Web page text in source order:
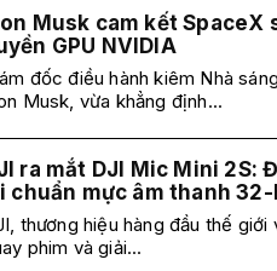
Musk cam kết SpaceX
GPU NVIDIA
đốc điều hành kiêm Nhà
Musk, vừa khẳng định...
ra mắt DJI Mic Mini 2S:
chuẩn mực âm thanh
thương hiệu hàng đầu thế giới
phim và giải...